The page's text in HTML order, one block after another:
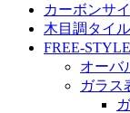
カーボンサ
木目調タイ
FREE-
オー
ガラス